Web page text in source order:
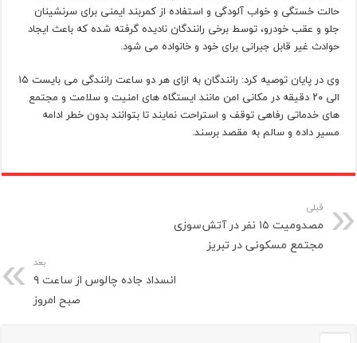
حالت خستگی و خواب آلودگی و استفاده از کمربند ایمنی برای سرنشینان
جلو و عقب خودرو، توسط برخی رانندگان نادیده گرفته شده که باعث ایجاد
حوادث غیر قابل جبرانی برای خود و خانواده می شود.
وی در پایان توصیه کرد: رانندگان به ازای هر دو ساعت رانندگی می بایست ۱۵
الی ۲۰ دقیقه در مکانی امن مانند ایستگاه های امنیت و سلامت و مجتمع
های خدماتی رفاهی توقف و استراحت نمایند تا بتوانند بدون خطر ادامه
مسیر داده و سالم به مقصد برسند.
قبلی
مصدومیت ۱۵ نفر در آتش‌سوزی
مجتمع مسکونی در تبریز
بعد
انسداد جاده چالوس از ساعت ۹
صبح امروز